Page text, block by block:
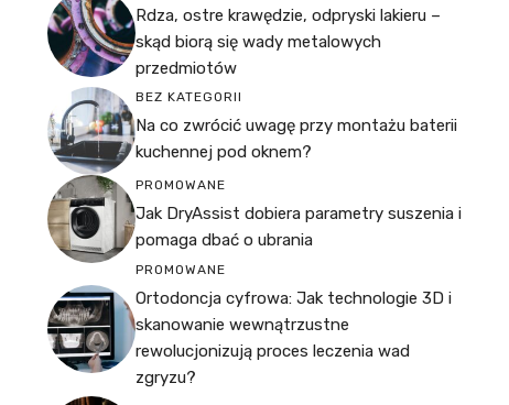
Rdza, ostre krawędzie, odpryski lakieru –
skąd biorą się wady metalowych
przedmiotów
BEZ KATEGORII
Na co zwrócić uwagę przy montażu baterii
kuchennej pod oknem?
PROMOWANE
Jak DryAssist dobiera parametry suszenia i
pomaga dbać o ubrania
PROMOWANE
Ortodoncja cyfrowa: Jak technologie 3D i
skanowanie wewnątrzustne
rewolucjonizują proces leczenia wad
zgryzu?